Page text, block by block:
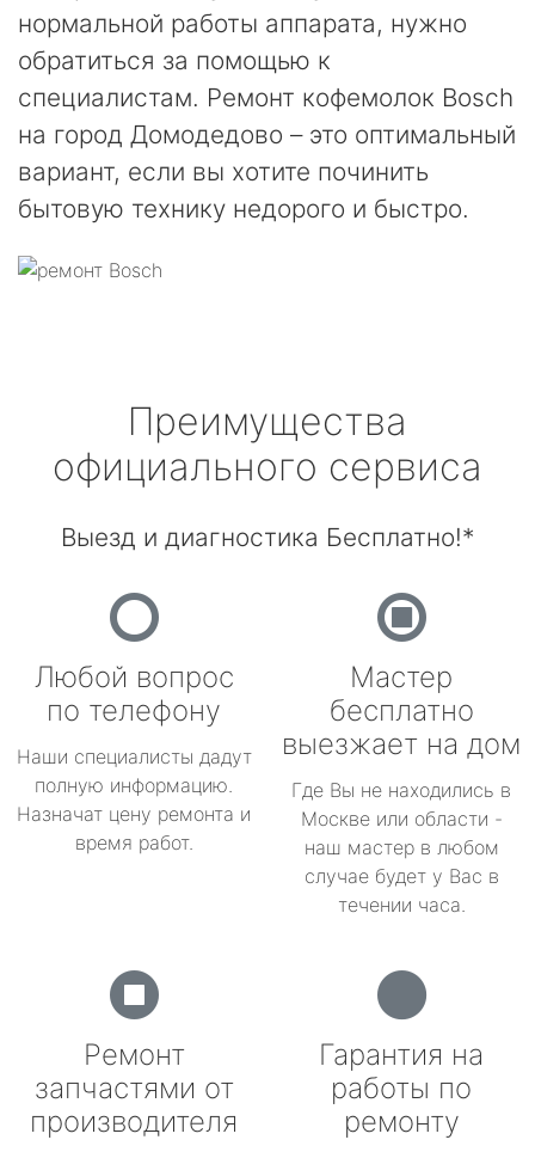
нормальной работы аппарата, нужно
обратиться за помощью к
специалистам. Ремонт кофемолок Bosch
на город Домодедово – это оптимальный
вариант, если вы хотите починить
бытовую технику недорого и быстро.
Преимущества
официального сервиса
Выезд и диагностика Бесплатно!*
Любой вопрос
по телефону
Наши специалисты дадут
полную информацию.
Назначат цену ремонта и
время работ.
Мастер
бесплатно
выезжает на дом
Где Вы не находились в
Москве или области -
наш мастер в любом
случае будет у Вас в
течении часа.
Ремонт
запчастями от
производителя
Гарантия на
работы по
ремонту